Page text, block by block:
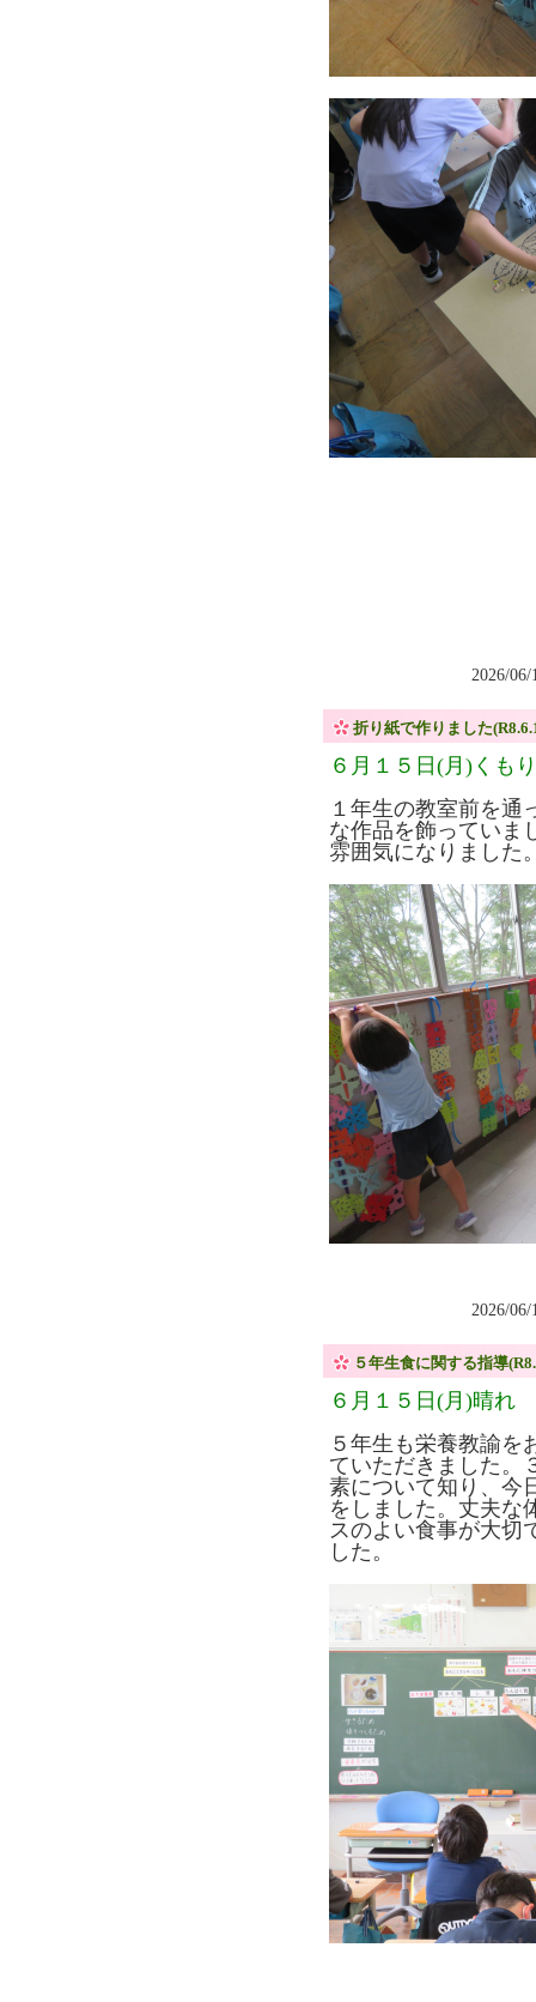
2026/
折り紙で作りました
６月１５日(月)くもり
１年生の教室前を通
な作品を飾っていま
雰囲気になりました
2026/
５年生食に関する指導
６月１５日(月)晴れ
５年生も栄養教諭を
ていただきました。
素について知り、今
をしました。丈夫な
スのよい食事が大切
した。